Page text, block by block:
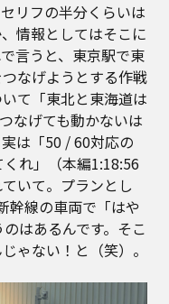
リフの半分くらいは
情報としてはそこに
言うと、東京駅で東
なげようとする作戦
て「東北と東海道は
なげても動かないは
は「50 / 60対応の
れ」（本編1:18:56
いて。プランとし
幹線の車両で「はや
はあるんです。そこ
ゃない！と（笑）。